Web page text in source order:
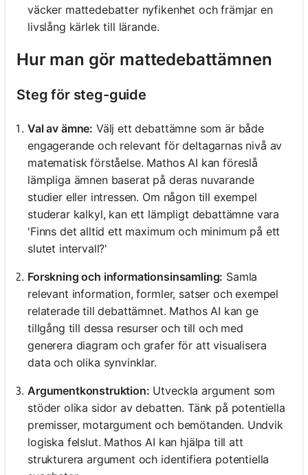
väcker mattedebatter nyfikenhet och främjar en
livslång kärlek till lärande.
Hur man gör mattedebattämnen
Steg för steg-guide
Val av ämne: Välj ett debattämne som är både
engagerande och relevant för deltagarnas nivå av
matematisk förståelse. Mathos AI kan föreslå
lämpliga ämnen baserat på deras nuvarande
studier eller intressen. Om någon till exempel
studerar kalkyl, kan ett lämpligt debattämne vara
'Finns det alltid ett maximum och minimum på ett
slutet intervall?'
Forskning och informationsinsamling: Samla
relevant information, formler, satser och exempel
relaterade till debattämnet. Mathos AI kan ge
tillgång till dessa resurser och till och med
generera diagram och grafer för att visualisera
data och olika synvinklar.
Argumentkonstruktion: Utveckla argument som
stöder olika sidor av debatten. Tänk på potentiella
premisser, motargument och bemötanden. Undvik
logiska felslut. Mathos AI kan hjälpa till att
strukturera argument och identifiera potentiella